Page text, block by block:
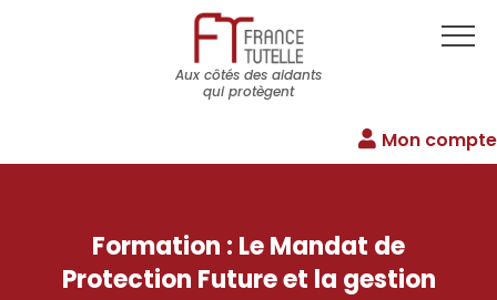
Aux côtés des aidants
qui protègent
Mon compte
Formation : Le Mandat de
Protection Future et la gestion